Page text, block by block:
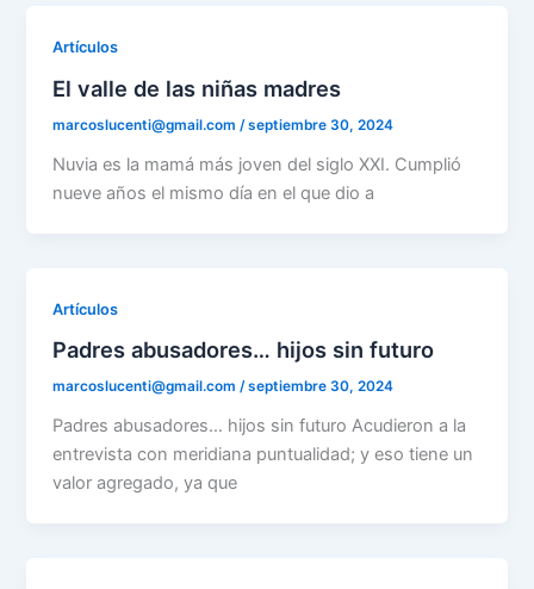
Artículos
El valle de las niñas madres
marcoslucenti@gmail.com/septiembre 30, 2024
Nuvia es la mamá más joven del siglo XXI. Cumplió
nueve años el mismo día en el que dio a
Artículos
Padres abusadores… hijos sin futuro
marcoslucenti@gmail.com/septiembre 30, 2024
Padres abusadores… hijos sin futuro Acudieron a la
entrevista con meridiana puntualidad; y eso tiene un
valor agregado, ya que